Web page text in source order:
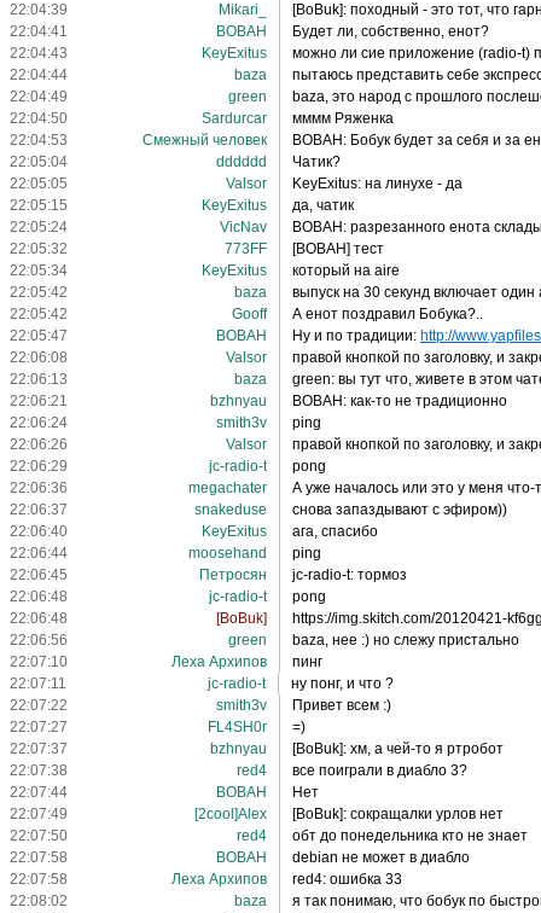
22:04:39
Mikari_
[BoBuk]: походный - это тот, что
22:04:41
BOBAH
Будет ли, собственно, енот?
22:04:43
KeyExitus
можно ли сие приложение (radio-t)
22:04:44
baza
пытаюсь представить себе
22:04:49
green
baza, это народ с прошлого
22:04:50
Sardurcar
мммм Ряженка
22:04:53
Смежный человек
BOBAH: Бобук будет за себя и за
22:05:04
dddddd
Чатик?
22:05:05
Valsor
KeyExitus: на линухе - да
22:05:15
KeyExitus
да, чатик
22:05:24
VicNav
BOBAH: разрезанного енота
22:05:32
773FF
[BOBAH] тест
22:05:34
KeyExitus
который на aire
22:05:42
baza
выпуск на 30 секунд включает
22:05:42
Gooff
А енот поздравил Бобука?..
22:05:47
BOBAH Ну и по традиции: http://
22:06:08
Valsor
правой кнопкой по заголовку, и
22:06:13
baza
green: вы тут что, живете в этом
22:06:21
bzhnyau
BOBAH: как-то не традиционно
22:06:24
smith3v
ping
22:06:26
Valsor
правой кнопкой по заголовку, и
22:06:29
jc-radio-t
pong
22:06:36
megachater
А уже началось или это у меня что-
22:06:37
snakeduse
снова запаздывают с эфиром))
22:06:40
KeyExitus
ага, спасибо
22:06:44
moosehand
ping
22:06:45
Петросян
jc-radio-t: тормоз
22:06:48
jc-radio-t
pong
22:06:48
[BoBuk]
https://img.skitch.com/20120421-
22:06:56
green
baza, нее :) но слежу пристально
22:07:10
Леха Архипов
пинг
22:07:11
jc-radio-t
ну понг, и что ?
22:07:22
smith3v
Привет всем :)
22:07:27
FL4SH0r
=)
22:07:37
bzhnyau
[BoBuk]: хм, а чей-то я ртробот
22:07:38
red4
все поиграли в диабло 3?
22:07:44
BOBAH
Нет
22:07:49
[2cool]Alex
[BoBuk]: сокращалки урлов нет
22:07:50
red4
обт до понедельника кто не знает
22:07:58
BOBAH
debian не может в диабло
22:07:58
Леха Архипов
red4: ошибка 33
22:08:02
baza
я так понимаю, что бобук по